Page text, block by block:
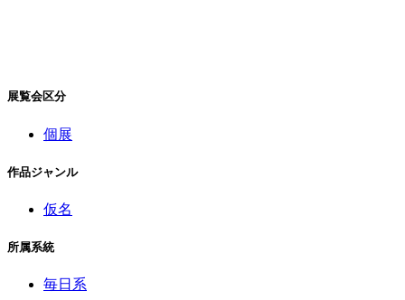
展覧会区分
個展
作品ジャンル
仮名
所属系統
毎日系